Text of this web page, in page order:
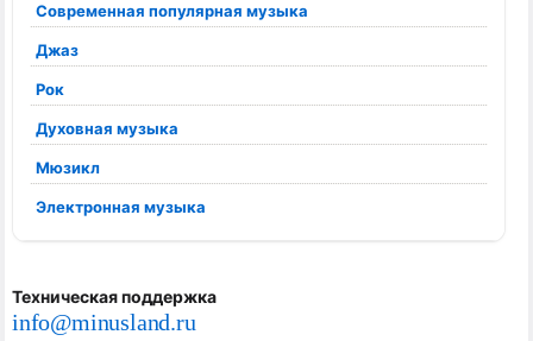
Современная популярная музыка
Джаз
Рок
Духовная музыка
Мюзикл
Электронная музыка
Техническая поддержка
info@minusland.ru